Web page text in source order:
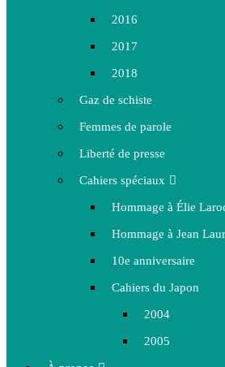
2016
2017
2018
Gaz de schiste
Femmes de parole
Liberté de presse
Cahiers spéciaux
Hommage à Élie
Hommage à Jean
10e anniversaire
Cahiers du Japon
2004
2005